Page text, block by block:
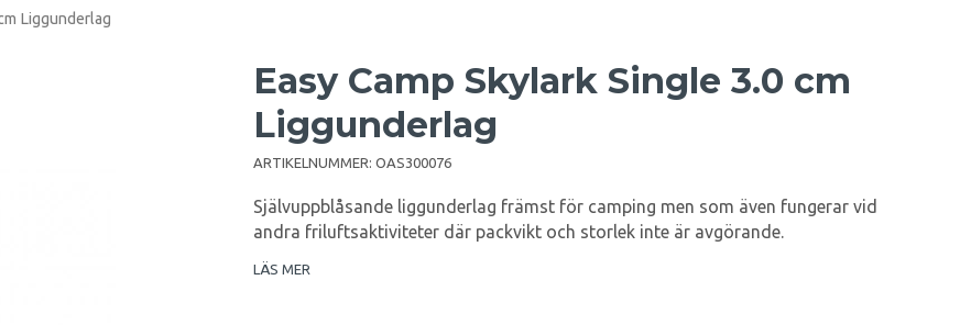
Liggunderlag
Easy Camp Skylark Single 3.0 cm
Liggunderlag
ARTIKELNUMMER: OAS300076
Självuppblåsande liggunderlag främst för camping men som även fungerar vid
andra friluftsaktiviteter där packvikt och storlek inte är avgörande.
LÄS MER